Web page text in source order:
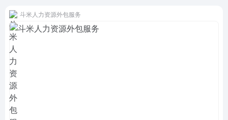
斗米人力资源外包服务